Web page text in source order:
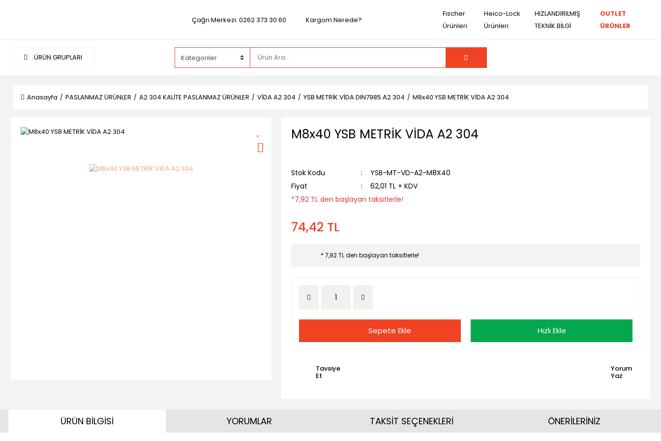
Çağrı Merkezi: 0262 373 30 60 Kargom Nerede?
Fischer
Ürünleri
Heico-Lock
Ürünleri
HIZLANDIRILMIŞ
TEKNİK BİLGİ
OUTLET
ÜRÜNLER
ÜRÜN GRUPLARI
Anasayfa PASLANMAZ ÜRÜNLER A2 304 KALİTE PASLANMAZ ÜRÜNLER VİDA A2 304 YSB METRİK VİDA DIN7985 A2 304 M8x40 YSB METRİK VİDA A2 304
M8x40 YSB METRİK VİDA A2 304
Stok Kodu
YSB-MT-VD-A2-M8X40
Fiyat
62,01 TL + KDV
*7,92 TL den başlayan taksitlerle!
74,42 TL
* 7,92 TL den başlayan taksitlerle!
Sepete Ekle Hızlı Ekle
Tavsiye
Et
Yorum
Yaz
ÜRÜN BİLGİSİ YORUMLAR TAKSİT SEÇENEKLERİ ÖNERİLERİNİZ